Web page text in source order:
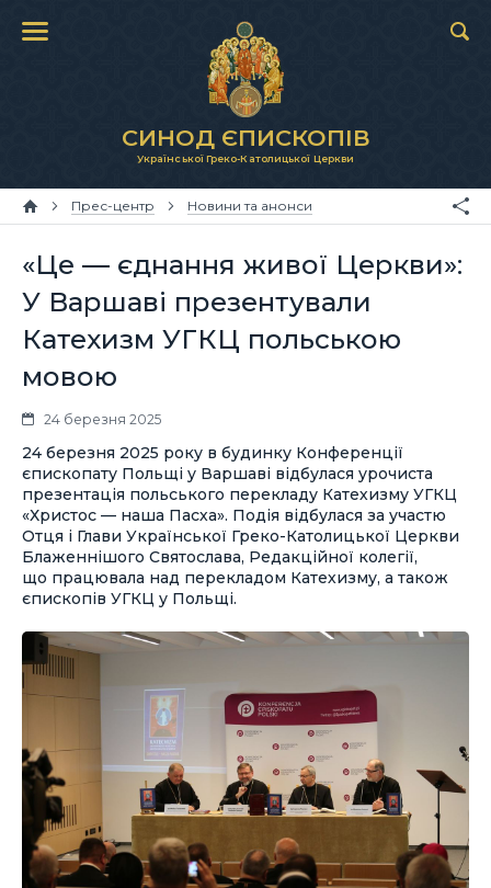
СИНОД ЄПИСКОПІВ
Української Греко-Католицької Церкви
Прес-центр Новини та анонси
«Це — єднання живої Церкви»:
У Варшаві презентували
Катехизм УГКЦ польською
мовою
24 березня 2025
24 березня 2025 року в будинку Конференції
єпископату Польщі у Варшаві відбулася урочиста
презентація польського перекладу Катехизму УГКЦ
«Христос — наша Пасха». Подія відбулася за участю
Отця і Глави Української Греко-Католицької Церкви
Блаженнішого Святослава, Редакційної колегії,
що працювала над перекладом Катехизму, а також
єпископів УГКЦ у Польщі.